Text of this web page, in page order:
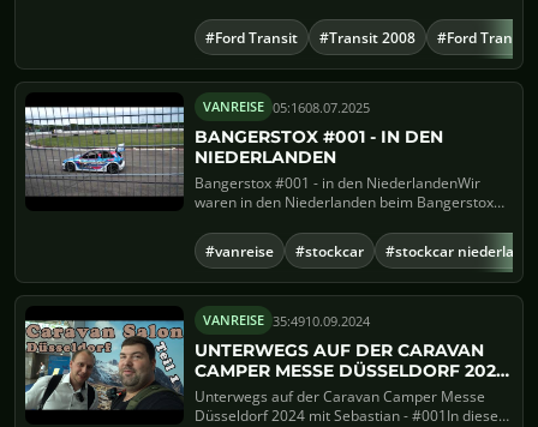
#Ford Transit #Transit 2008 #Ford Transit
VANREISE 05:1608.07.2025
BANGERSTOX #001 - IN DEN
NIEDERLANDEN
Bangerstox #001 - in den NiederlandenWir
waren in den Niederlanden beim Bangerstox
#vanreise #stockcar #stockcar
VANREISE 35:4910.09.2024
UNTERWEGS AUF DER CARAVAN
CAMPER MESSE DÜSSELDORF 2024
MIT SEBASTIAN - #001
Unterwegs auf der Caravan Camper Messe
Düsseldorf 2024 mit Sebastian - #001In diesem